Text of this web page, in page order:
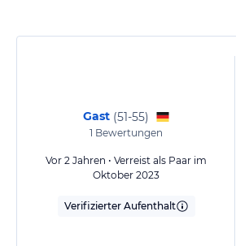
Gast (51-55)
1 Bewertungen
Vor 2 Jahren • Verreist als Paar im
Oktober 2023
Verifizierter Aufenthalt